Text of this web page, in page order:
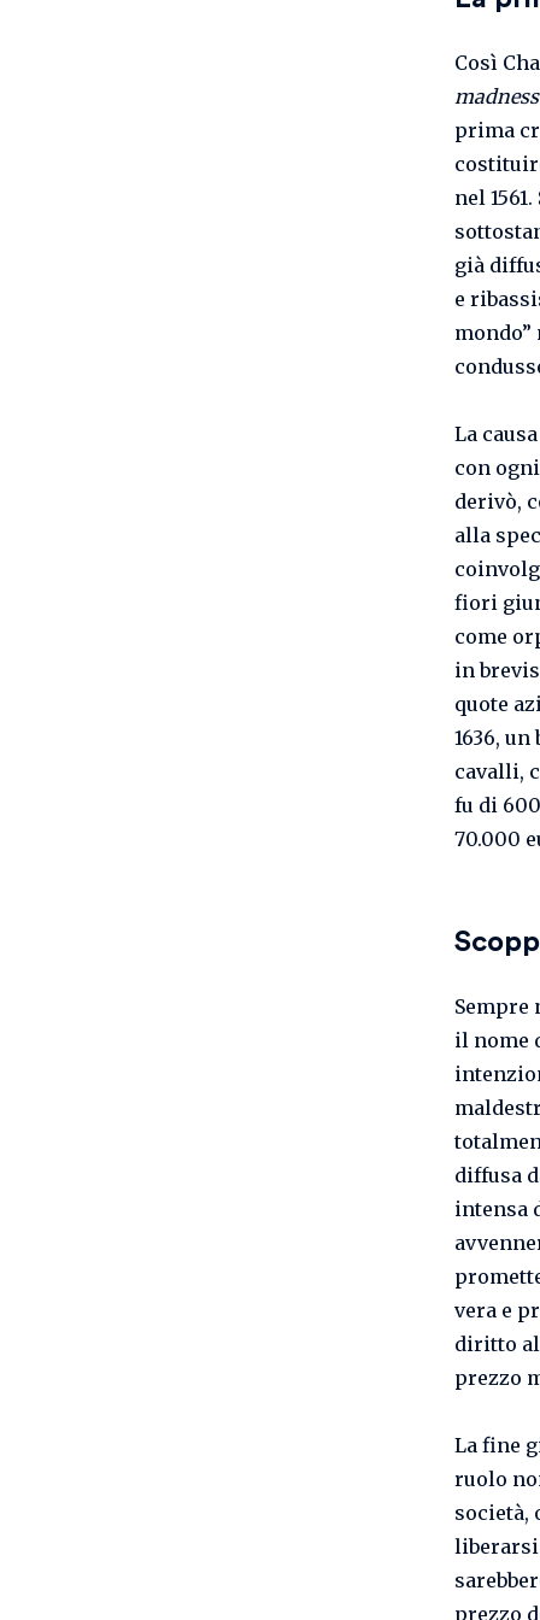
Così
prima
nel
già
e
La
con
derivò,
alla
fiori
come
in
quote
1636,
cavalli,
fu di
70.000
Sempre
il nome
diffusa
intensa
vera e
diritto
prezzo
La fine
ruolo
società,
liberarsi
prezzo